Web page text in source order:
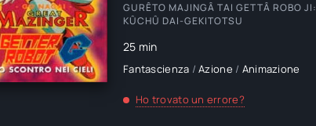
GURÊTO MAJINGÂ TAI GETTÂ ROBO JI:
KÛCHÛ DAI-GEKITOTSU
25 min
Fantascienza /Azione / Animazione
Ho trovato un errore?